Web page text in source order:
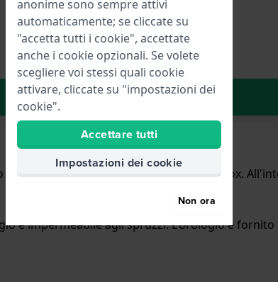
Aggiungi al carrello
32 mm ed è dotato di un cinturino in Inox.
è impermeabile agli spruzzi. L'orologio è fornito
anonime sono sempre attivi
automaticamente; se cliccate su
"accetta tutti i cookie", accettate
anche i cookie opzionali. Se volete
scegliere voi stessi quali cookie
attivare, cliccate su "impostazioni dei
cookie".
Accettare tutti
Impostazioni dei cookie
Non ora